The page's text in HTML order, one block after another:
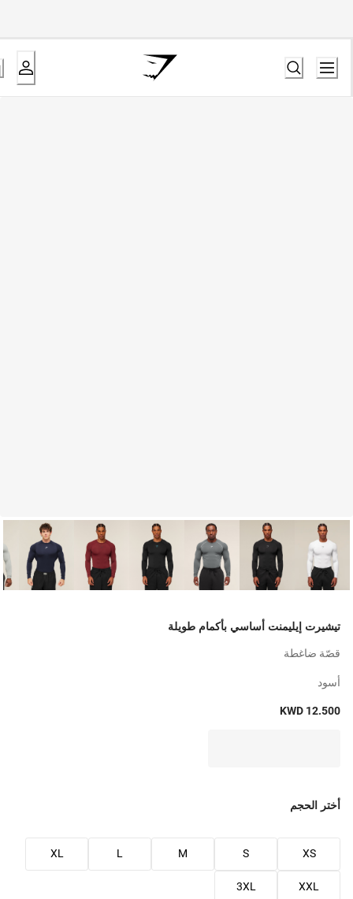
تيشيرت إيليمنت أساسي بأكمام طويلة
قصّة ضاغطة
أسود
KWD 12.500
أختر الحجم
XS
S
M
L
XL
XXL
3XL